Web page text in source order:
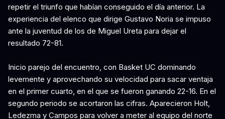
repetir el triunfo que habían conseguido el día anterior. La
experiencia del elenco que dirige Gustavo Noria se impuso
ante la juventud de los de Miguel Ureta para dejar el
resultado 72-81.
Inicio parejo del encuentro, con Basket UC dominando
levemente y aprovechando su velocidad para sacar ventaja
en el primer cuarto, en el que se fueron ganando 22-16. En el
segundo periodo se acortaron las cifras. Aparecieron Holt,
Ledezma y Campos para volver a meter al equipo del norte